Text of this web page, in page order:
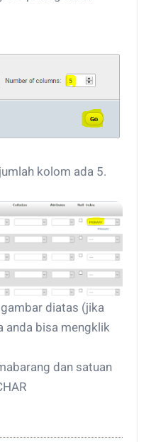
kolom ada 5.
diatas (jika
anda bisa mengklik
dan satuan